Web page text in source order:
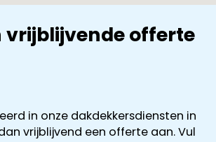
vrijblijvende offerte
in onze dakdekkersdiensten in
vrijblijvend een offerte aan. Vul